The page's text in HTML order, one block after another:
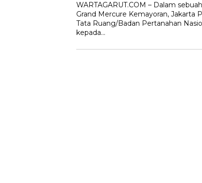
WARTAGARUT.COM – Dalam
Grand Mercure Kemayoran, Jakarta
Tata Ruang/Badan Pertanahan
kepada…